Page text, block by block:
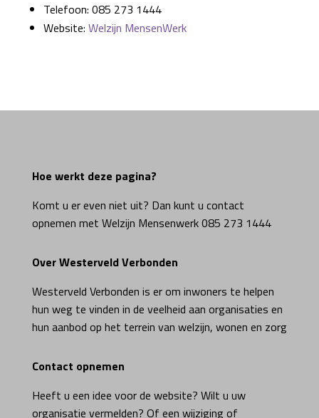
Telefoon: 085 273 1444
Website: Welzijn MensenWerk
Hoe werkt deze pagina?
Komt u er even niet uit? Dan kunt u contact
opnemen met Welzijn Mensenwerk 085 273 1444
Over Westerveld Verbonden
Westerveld Verbonden is er om inwoners te helpen
hun weg te vinden in de veelheid aan organisaties en
hun aanbod op het terrein van welzijn, wonen en zorg
Contact opnemen
Heeft u een idee voor de website? Wilt u uw
organisatie vermelden? Of een wijziging of